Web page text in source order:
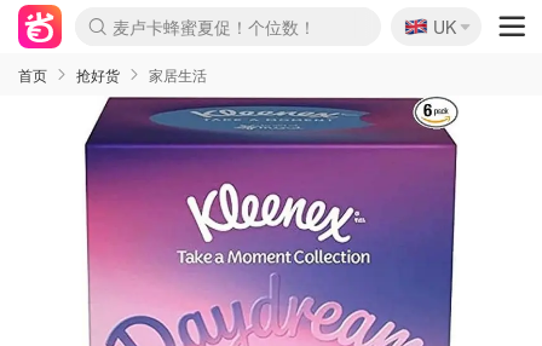
麦卢卡蜂蜜夏促！个位数！
Prada/Miu 4.8折！
啥？必胜客披萨5折！
🇬🇧
UK
首页 抢好货 家居生活